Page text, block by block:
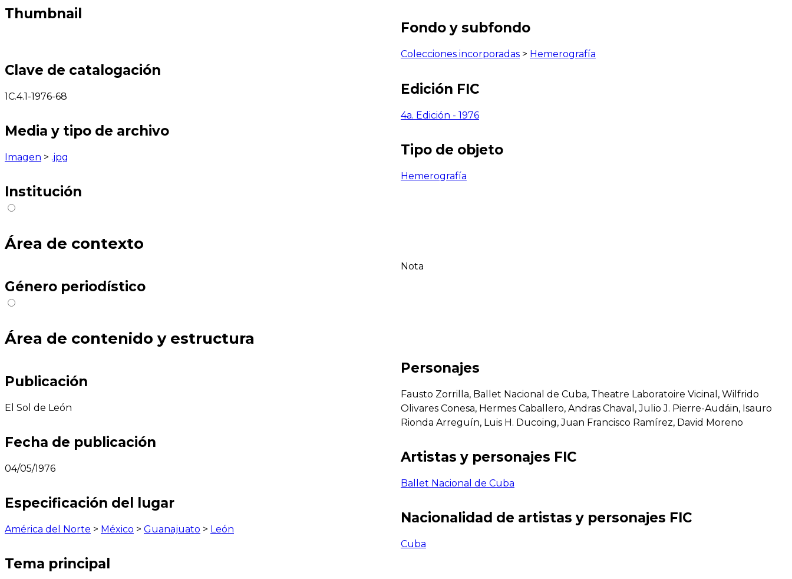
Thumbnail
Clave de catalogación
1C.4.1-1976-68
Media y tipo de archivo
Imagen > .jpg
Institución
Fondo y subfondo
Colecciones incorporadas > Hemerografía
Edición FIC
4a. Edición - 1976
Tipo de objeto
Hemerografía
Área de contexto
Género periodístico
Nota
Área de contenido y estructura
Publicación
El Sol de León
Fecha de publicación
04/05/1976
Especificación del lugar
América del Norte > México > Guanajuato > León
Tema principal
Personajes
Fausto Zorrilla, Ballet Nacional de Cuba, Theatre Laboratoire Vicinal, Wilfrido
Olivares Conesa, Hermes Caballero, Andras Chaval, Julio J. Pierre-Audáin, Isauro
Rionda Arreguín, Luis H. Ducoing, Juan Francisco Ramírez, David Moreno
Artistas y personajes FIC
Ballet Nacional de Cuba
Nacionalidad de artistas y personajes FIC
Cuba